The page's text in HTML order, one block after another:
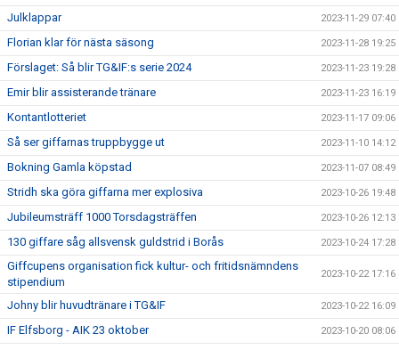
Julklappar 2023-11-29 07:40
Florian klar för nästa säsong 2023-11-28 19:25
Förslaget: Så blir TG&IF:s serie 2024 2023-11-23 19:28
Emir blir assisterande tränare 2023-11-23 16:19
Kontantlotteriet 2023-11-17 09:06
Så ser giffarnas truppbygge ut 2023-11-10 14:12
Bokning Gamla köpstad 2023-11-07 08:49
Stridh ska göra giffarna mer explosiva 2023-10-26 19:48
Jubileumsträff 1000 Torsdagsträffen 2023-10-26 12:13
130 giffare såg allsvensk guldstrid i Borås 2023-10-24 17:28
Giffcupens organisation fick kultur- och fritidsnämndens
stipendium
2023-10-22 17:16
Johny blir huvudtränare i TG&IF 2023-10-22 16:09
IF Elfsborg - AIK 23 oktober 2023-10-20 08:06